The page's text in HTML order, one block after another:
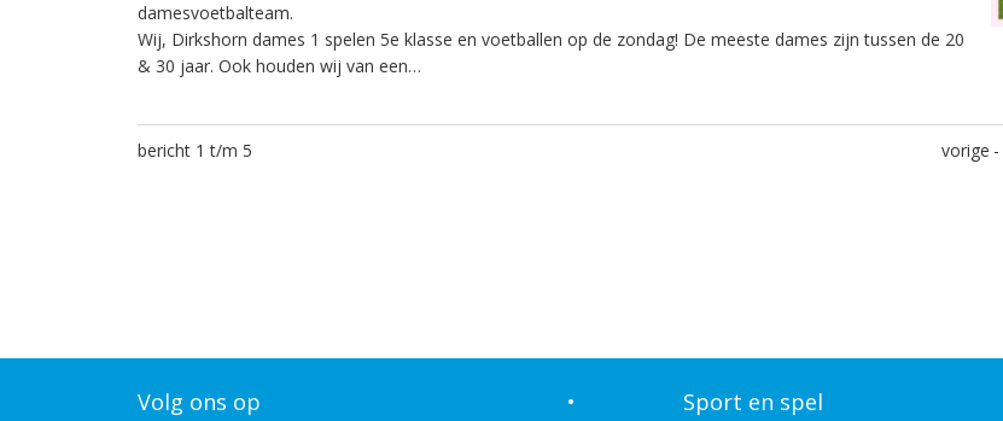
damesvoetbalteam.
Wij, Dirkshorn dames 1 spelen 5e klasse en voetballen op de zondag! De meeste dames zijn tussen de 20
& 30 jaar. Ook houden wij van een…
bericht 1 t/m 5
vorige -
Volg ons op
•
Sport en spel